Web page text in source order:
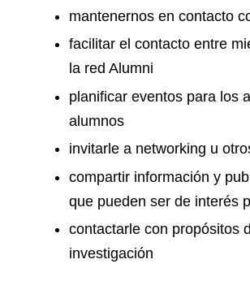
mantenernos en contacto
facilitar el contacto entre
la red Alumni
planificar eventos para los
alumnos
invitarle a networking u
compartir información y
que pueden ser de interés
contactarle con propósitos
investigación